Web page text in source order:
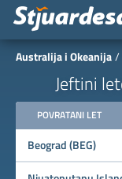
Australija i Okeanija
Jeftini
POVRATANI LET